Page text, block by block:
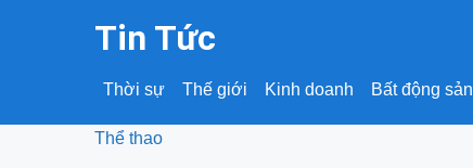
Tin Tức
Thời sự Thế giới Kinh doanh Bất động sản
Thể thao